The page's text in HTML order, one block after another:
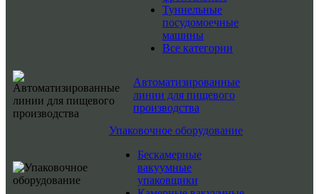
Туннельные
посудомоечные
машины
Все категории
Автоматизированные
линии для пищевого
производства
Упаковочное оборудование
Бескамерные
вакуумные
упаковщики